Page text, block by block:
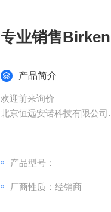
专业销售
产品简介
欢迎前来询价
北京恒远安诺科技有限公司
：
产品型号：
厂商性质：经销商